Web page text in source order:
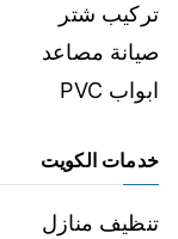
تركيب شتر
صيانة مصاعد
ابواب PVC
خدمات الكويت
تنظيف منازل